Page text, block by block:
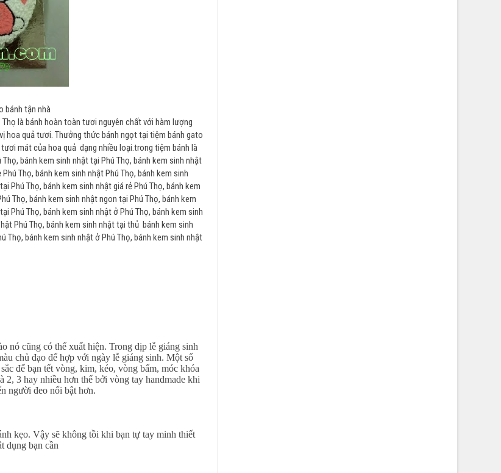
bánh tận nhà
là bánh hoàn toàn tươi nguyên chất với hàm lượng
hoa quả tươi. Thưởng thức bánh ngọt tại tiệm bánh gato
mát của hoa quả dạng nhiều loại.trong tiệm bánh là
bánh kem sinh nhật tại Phú Thọ, bánh kem sinh nhật
Thọ, bánh kem sinh nhật Phú Thọ, bánh kem sinh
Phú Thọ, bánh kem sinh nhật giá rẻ Phú Thọ, bánh kem
Thọ, bánh kem sinh nhật ngon tại Phú Thọ, bánh kem
Phú Thọ, bánh kem sinh nhật ở Phú Thọ, bánh kem sinh
Phú Thọ, bánh kem sinh nhật tại thủ bánh kem sinh
Thọ, bánh kem sinh nhật ở Phú Thọ, bánh kem sinh nhật
nó cũng có thể xuất hiện. Trong dịp lễ giáng sinh
chủ đạo để hợp với ngày lễ giáng sinh. Một số
để bạn tết vòng, kim, kéo, vòng bấm, móc khóa
3 hay nhiều hơn thế bởi vòng tay handmade khi
người đeo nổi bật hơn.
kẹo. Vậy sẽ không tồi khi bạn tự tay minh thiết
dụng bạn cần